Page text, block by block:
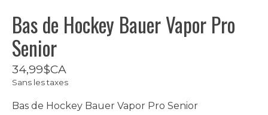
Bas de Hockey Bauer Vapor Pro
Senior
34,99$CA
Sans les taxes
Bas de Hockey Bauer Vapor Pro Senior